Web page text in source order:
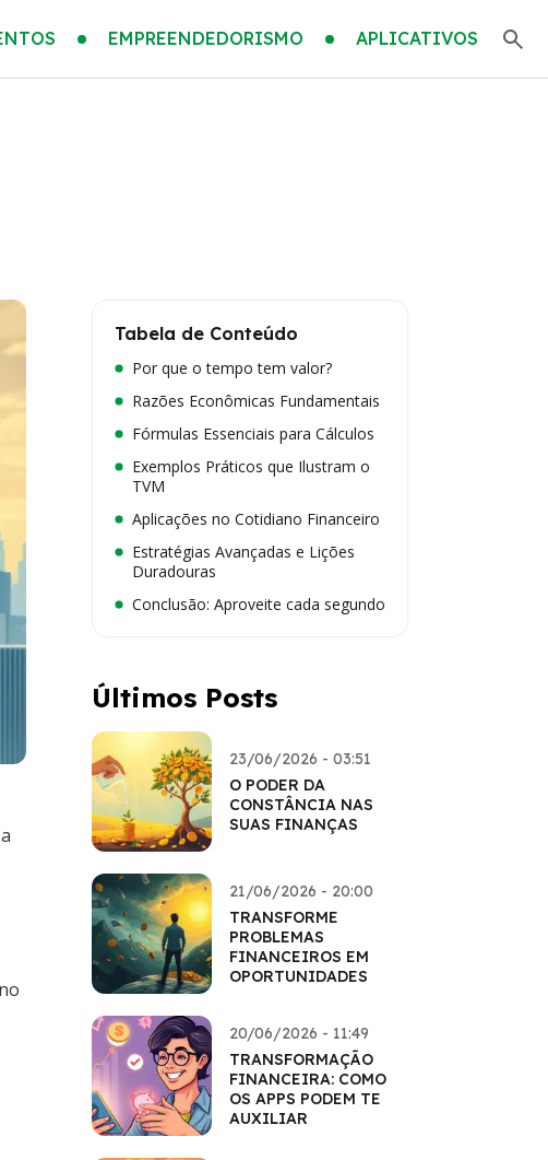
EMPREENDEDORISMO APLICATIVOS
Tabela de Conteúdo
Por que o tempo tem valor?
Razões Econômicas Fundamentais
Fórmulas Essenciais para Cálculos
Exemplos Práticos que Ilustram o
TVM
Aplicações no Cotidiano Financeiro
Estratégias Avançadas e Lições
Duradouras
Conclusão: Aproveite cada segundo
Últimos Posts
23/06/2026 - 03:51
O PODER DA
CONSTÂNCIA NAS
SUAS FINANÇAS
21/06/2026 - 20:00
TRANSFORME
PROBLEMAS
FINANCEIROS EM
OPORTUNIDADES
20/06/2026 - 11:49
TRANSFORMAÇÃO
FINANCEIRA: COMO
OS APPS PODEM TE
AUXILIAR